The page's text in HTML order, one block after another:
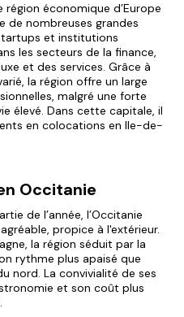
économique d’Europe
de nombreuses grandes
et institutions
les secteurs de la finance,
et des services. Grâce à
la région offre un large
malgré une forte
élevé. Dans cette capitale, il
en colocations en Ile-de-
Occitanie
de l’année, l’Occitanie
propice à l'extérieur.
la région séduit par la
rythme plus apaisé que
nord. La convivialité de ses
et son coût plus